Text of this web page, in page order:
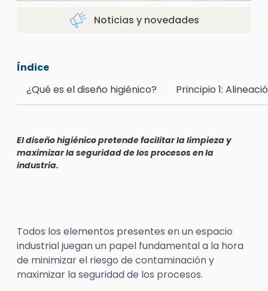
Noticias y novedades
Índice
¿Qué es el diseño higiénico?
Principio 1:
El diseño higiénico pretende facilitar la limpieza y
maximizar la seguridad de los procesos en la
industria.
Todos los elementos presentes en un espacio
industrial juegan un papel fundamental a la hora
de minimizar el riesgo de contaminación y
maximizar la seguridad de los procesos.